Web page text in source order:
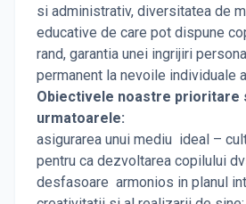
si administrativ, diversitatea de
educative de care pot dispune
rand, garantia unei ingrijiri
permanent la nevoile individuale
Obiectivele noastre prioritare
urmatoarele:
asigurarea unui mediu ideal –
pentru ca dezvoltarea copilului
desfasoare armonios in planul